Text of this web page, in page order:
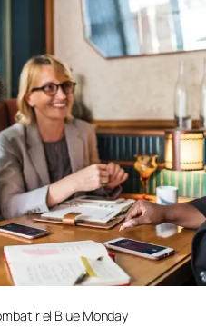
el Blue Monday